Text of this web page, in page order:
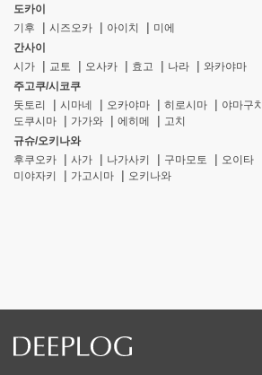
도카이
기후
시즈오카 아이치
미에
간사이
시가
교토 오사카 효고 나라
와카야마
주고쿠/시코쿠
돗토리
시마네 오카야마 히로시마
야마구치
도쿠시마
가가와 에히메
고치
규슈/오키나와
후쿠오카
사가 나가사키 구마모토
오이타
미야자키
가고시마 오키나와